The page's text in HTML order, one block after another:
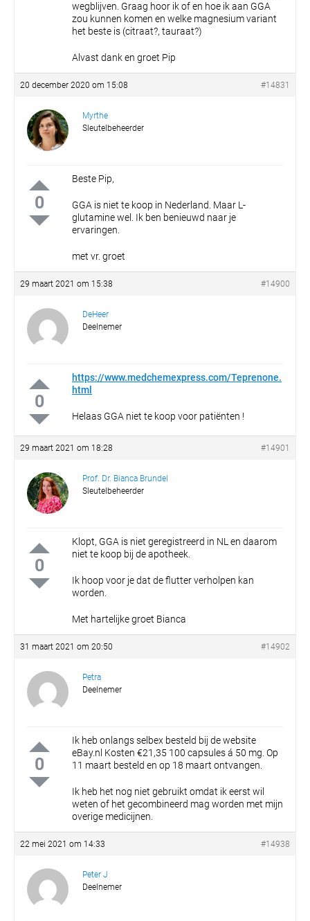
wegblijven. Graag hoor ik of en hoe ik aan GGA
zou kunnen komen en welke magnesium variant
het beste is (citraat?, tauraat?)
Alvast dank en groet Pip
20 december 2020 om 15:08 #14831
Myrthe
Sleutelbeheerder
0
Beste Pip,
GGA is niet te koop in Nederland. Maar L-
glutamine wel. Ik ben benieuwd naar je
ervaringen.
met vr. groet
29 maart 2021 om 15:38 #14900
DeHeer
Deelnemer
0
https://www.medchemexpress.com/Teprenone.
html
Helaas GGA niet te koop voor patiënten !
29 maart 2021 om 18:28 #14901
Prof. Dr. Bianca Brundel
Sleutelbeheerder
0
Klopt, GGA is niet geregistreerd in NL en daarom
niet te koop bij de apotheek.
Ik hoop voor je dat de flutter verholpen kan
worden.
Met hartelijke groet Bianca
31 maart 2021 om 20:50 #14902
Petra
Deelnemer
0
Ik heb onlangs selbex besteld bij de website
eBay.nl Kosten €21,35 100 capsules á 50 mg. Op
11 maart besteld en op 18 maart ontvangen.
Ik heb het nog niet gebruikt omdat ik eerst wil
weten of het gecombineerd mag worden met mijn
overige medicijnen.
22 mei 2021 om 14:33 #14938
Peter J
Deelnemer